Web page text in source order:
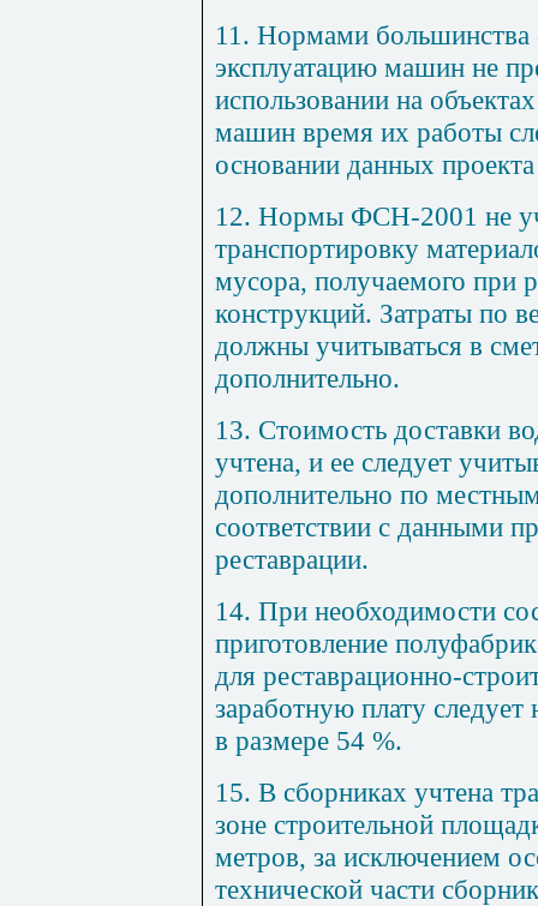
11. Нормами большинства
эксплуатацию машин не
использовании на
машин время их работы
основании данных
12. Нормы ФСН-2001 не
транспортировку
мусора, получаемого при
конструкций. Затраты по
должны учитываться в
дополнительно.
1 3. Стоимость доставки
учтена, и ее следует
дополнительно по
соответствии с данными
реставрации.
14. При необходимости
приготовление
для реставрационно-строи
заработную плату
в размере 54 %.
15. В сборниках учтена
зоне строительной
метров, за исключением
технической части